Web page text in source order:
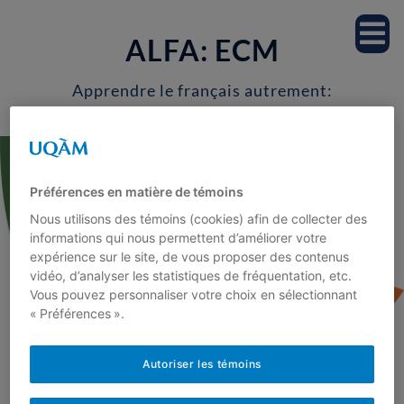
ALFA: ECM
Apprendre le français autrement:
Notre équipe
Milieu scolaire
Recherche
Préférences en matière de témoins
Nous utilisons des témoins (cookies) afin de collecter des
informations qui nous permettent d’améliorer votre
expérience sur le site, de vous proposer des contenus
vidéo, d’analyser les statistiques de fréquentation, etc.
Vous pouvez personnaliser votre choix en sélectionnant
« Préférences ».
Autoriser les témoins